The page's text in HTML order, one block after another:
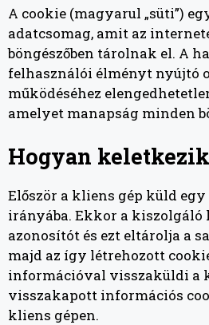
A cookie (magyarul „süti”)
adatcsomag, amit az
böngészőben tárolnak el. A
felhasználói élményt nyújtó
működéséhez
amelyet manapság minden
Hogyan
Először a kliens gép küld
irányába. Ekkor a kiszolgáló
azonosítót és ezt eltárolja a
majd az így létrehozott
információval visszaküldi a
visszakapott információs
kliens gépen.